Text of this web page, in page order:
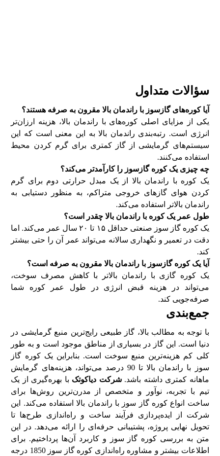
سؤالات متداول
آیا کوره‌های گازسوز با راندمان بالا مقرون به صرفه هستند؟
یکی از مزایای اصلی کوره‌های با راندمان بالا، هزینه ارزان‌تر
انرژی است. رتبه‌بندی راندمان بالا به این معنی است که این
سیستم‌های گرمایشی از گاز کمتری برای گرم کردن محیط
استفاده می‌کنند.
چه چیزی یک کوره گازسوز را کارآمدتر می‌کند؟
یک کوره با راندمان بالا از یک مبدل حرارتی دوم برای گرم
کردن هوای گاز‌های خروجی متراکم، به منظور دستیابی به
راندمان بالاتر استفاده می‌کند.
طول عمر یک کوره با راندمان بالا چقدر است؟
یک کوره گاز سوز صنعتی حداقل ۱۵ تا ۲۰ سال عمر می‌کند. اما
دقت در تعمیر و نگهداری سالانه می‌تواند عمر آن را حتی بیشتر
کند.
آیا یک کوره گازسوز با راندمان بالا مقرون به صرفه است؟
یک کوره گازی با راندمان بالاتر با کاهش مصرف سوخت،
می‌تواند در هزینه قبض انرژی در طول عمر کوره شما
صرفه‌جویی کند.
جمع‌بندی
با توجه به مطالب بالا، گاز طبیعی رایج‌ترین منبع گرمایشی در
دنیا است. این گاز در بسیاری از مناطق موجود است و به طور
کلی کم‌ هزینه‌ترین منبع سوخت است. بنابراین یک کوره گاز
سوز با راندمان بالا تا 90 درصد می‌تواند، هزینه‌های گرمایش
ماهانه کمتری داشته باشد.شرکت دیاکوتک با بهره‌گیری از یک
تیم با تجربه، نوآور و متخصص از مدرن‌ترین روش‌ها برای
ساخت انواع کوره گاز سوز با راندمان بالا استفاده می‌کند. این
شرکت از‌ ایده‌پردازی فرآیند ساخت و راه‌اندازی طرح‌ها تا
تحویل نهایی پروژه، پشتیبانی حرفه‌ای را ارائه می‌دهد. در این
متن به بررسی کوره گاز سوز و کاربرد آن‌ها پرداختیم. برای
اطلاعات بیشتر و مشاوره راه‌اندازی کوره گاز سوز 1850 درجه